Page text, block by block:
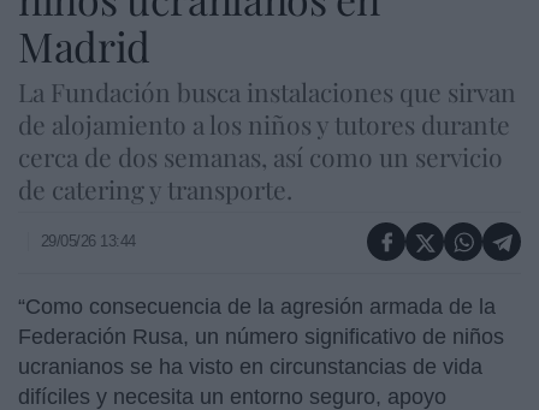
Madrid
La Fundación busca instalaciones que sirvan
de alojamiento a los niños y tutores durante
cerca de dos semanas, así como un servicio
de catering y transporte.
29/05/26 13:44
“Como consecuencia de la agresión armada de la
Federación Rusa, un número significativo de niños
ucranianos se ha visto en circunstancias de vida
difíciles y necesita un entorno seguro, apoyo